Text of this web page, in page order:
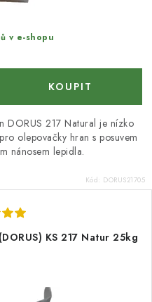
v e-shopu
DORUS 217 Natural je nízko
olepovačky hran s posuvem
nánosem lepidla.
Kód: DORUS21705
KS 217 Natur 25kg